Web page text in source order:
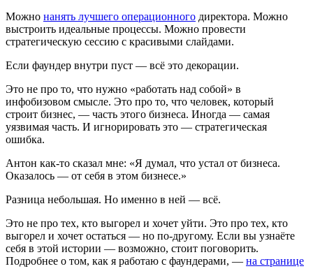
Можно нанять лучшего операционного директора. Можно
выстроить идеальные процессы. Можно провести
стратегическую сессию с красивыми слайдами.
Если фаундер внутри пуст — всё это декорации.
Это не про то, что нужно «работать над собой» в
инфобизовом смысле. Это про то, что человек, который
строит бизнес, — часть этого бизнеса. Иногда — самая
уязвимая часть. И игнорировать это — стратегическая
ошибка.
Антон как-то сказал мне: «Я думал, что устал от бизнеса.
Оказалось — от себя в этом бизнесе.»
Разница небольшая. Но именно в ней — всё.
Это не про тех, кто выгорел и хочет уйти. Это про тех, кто
выгорел и хочет остаться — но по-другому. Если вы узнаёте
себя в этой истории — возможно, стоит поговорить.
Подробнее о том, как я работаю с фаундерами, — на странице